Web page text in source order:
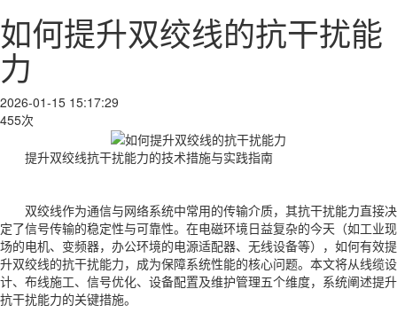
如何提升双绞线的抗干扰能
力
2026-01-15 15:17:29
455次
提升双绞线抗干扰能力的技术措施与实践指南
双绞线作为通信与网络系统中常用的传输介质，其抗干扰能力直接决
定了信号传输的稳定性与可靠性。在电磁环境日益复杂的今天（如工业现
场的电机、变频器，办公环境的电源适配器、无线设备等），如何有效提
升双绞线的抗干扰能力，成为保障系统性能的核心问题。本文将从线缆设
计、布线施工、信号优化、设备配置及维护管理五个维度，系统阐述提升
抗干扰能力的关键措施。